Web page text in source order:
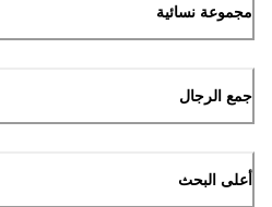
مجموعة نسائية
جمع الرجال
أعلى البحث